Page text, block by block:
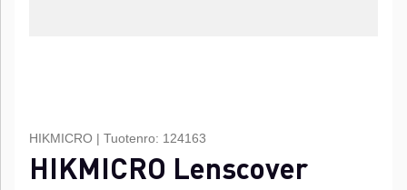
HIKMICRO | Tuotenro: 124163
HIKMICRO Lenscover